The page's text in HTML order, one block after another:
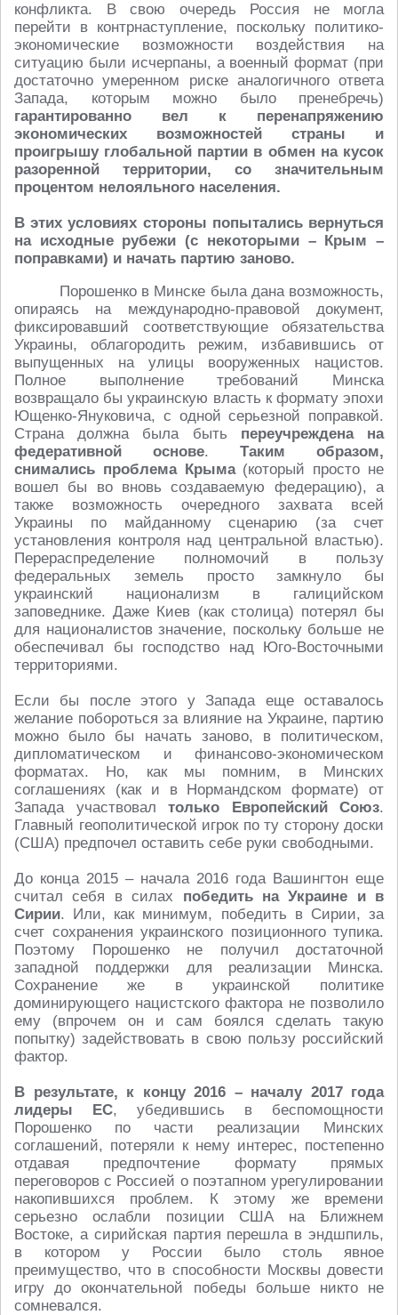
конфликта. В свою очередь Россия не могла
перейти в контрнаступление, поскольку политико-
экономические возможности воздействия на
ситуацию были исчерпаны, а военный формат (при
достаточно умеренном риске аналогичного ответа
Запада, которым можно было пренебречь)
гарантированно вел к перенапряжению
экономических возможностей страны и
проигрышу глобальной партии в обмен на кусок
разоренной территории, со значительным
процентом нелояльного населения.
В этих условиях стороны попытались вернуться
на исходные рубежи (с некоторыми – Крым –
поправками) и начать партию заново.
Порошенко в Минске была дана возможность,
опираясь на международно-правовой документ,
фиксировавший соответствующие обязательства
Украины, облагородить режим, избавившись от
выпущенных на улицы вооруженных нацистов.
Полное выполнение требований Минска
возвращало бы украинскую власть к формату эпохи
Ющенко-Януковича, с одной серьезной поправкой.
Страна должна была быть переучреждена на
федеративной основе. Таким образом,
снимались проблема Крыма(который просто не
вошел бы во вновь создаваемую федерацию), а
также возможность очередного захвата всей
Украины по майданному сценарию (за счет
установления контроля над центральной властью).
Перераспределение полномочий в пользу
федеральных земель просто замкнуло бы
украинский национализм в галицийском
заповеднике. Даже Киев (как столица) потерял бы
для националистов значение, поскольку больше не
обеспечивал бы господство над Юго-Восточными
территориями.
Если бы после этого у Запада еще оставалось
желание побороться за влияние на Украине, партию
можно было бы начать заново, в политическом,
дипломатическом и финансово-экономическом
форматах. Но, как мы помним, в Минских
соглашениях (как и в Нормандском формате) от
Запада участвовал только Европейский Союз.
Главный геополитической игрок по ту сторону доски
(США) предпочел оставить себе руки свободными.
До конца 2015 – начала 2016 года Вашингтон еще
считал себя в силах победить на Украине и в
Сирии. Или, как минимум, победить в Сирии, за
счет сохранения украинского позиционного тупика.
Поэтому Порошенко не получил достаточной
западной поддержки для реализации Минска.
Сохранение же в украинской политике
доминирующего нацистского фактора не позволило
ему (впрочем он и сам боялся сделать такую
попытку) задействовать в свою пользу российский
фактор.
В результате, к концу 2016 – началу 2017 года
лидеры ЕС, убедившись в беспомощности
Порошенко по части реализации Минских
соглашений, потеряли к нему интерес, постепенно
отдавая предпочтение формату прямых
переговоров с Россией о поэтапном урегулировании
накопившихся проблем. К этому же времени
серьезно ослабли позиции США на Ближнем
Востоке, а сирийская партия перешла в эндшпиль,
в котором у России было столь явное
преимущество, что в способности Москвы довести
игру до окончательной победы больше никто не
сомневался.